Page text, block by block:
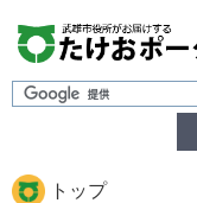
トップ